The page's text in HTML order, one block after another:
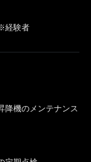
経験者
降機のメンテナンス